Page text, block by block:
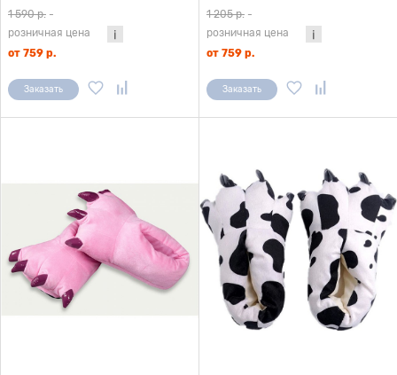
1 590 р. -
розничная цена
от 759 р.
Заказать
1 205 р. -
розничная цена
от 759 р.
Заказать